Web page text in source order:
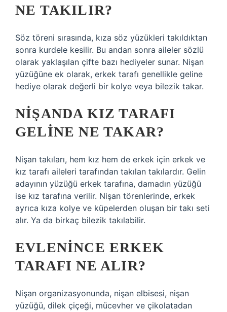
NE TAKILIR?
Söz töreni sırasında, kıza söz yüzükleri takıldıktan
sonra kurdele kesilir. Bu andan sonra aileler sözlü
olarak yaklaşılan çifte bazı hediyeler sunar. Nişan
yüzüğüne ek olarak, erkek tarafı genellikle geline
hediye olarak değerli bir kolye veya bilezik takar.
NIŞANDA KIZ TARAFI
GELINE NE TAKAR?
Nişan takıları, hem kız hem de erkek için erkek ve
kız tarafı aileleri tarafından takılan takılardır. Gelin
adayının yüzüğü erkek tarafına, damadın yüzüğü
ise kız tarafına verilir. Nişan törenlerinde, erkek
ayrıca kıza kolye ve küpelerden oluşan bir takı seti
alır. Ya da birkaç bilezik takılabilir.
EVLENINCE ERKEK
TARAFI NE ALIR?
Nişan organizasyonunda, nişan elbisesi, nişan
yüzüğü, dilek çiçeği, mücevher ve çikolatadan